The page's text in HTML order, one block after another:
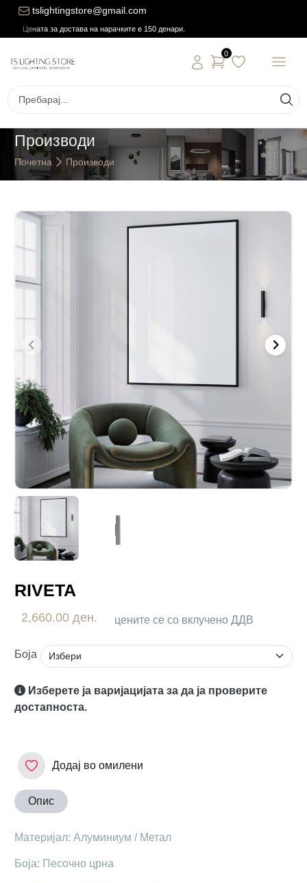
tslightingstore@gmail.com
Цената за достава на нарачките е 150 денари.
0
Производи
Почетна Производи
RIVETA
2,660.00 ден. цените се со вклучено ДДВ
Боја
Изберете ја варијацијата за да ја проверите
достапноста.
Додај во омилени
Опис
Mатеријал: Алуминиум / Метал
Боја: Песочно црна